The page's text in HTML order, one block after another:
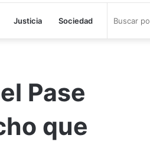
Justicia Sociedad
Pase
que